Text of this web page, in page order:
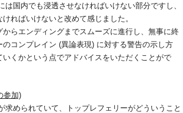
国内でも浸透させなければいけない部分ですし、
ればいけないと改めて感じました。
らエンディングまでスムーズに進行し、無事に終
コンプレイン (異論表現) に対する警告の示し方
くかという点でアドバイスをいただくことがで
参加)
められていて、トップレフェリーがどういうこと